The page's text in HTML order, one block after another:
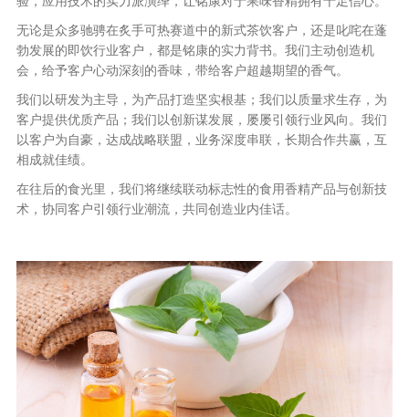
无论是众多驰骋在炙手可热赛道中的新式茶饮客户，还是叱咤在蓬
勃发展的即饮行业客户，都是铭康的实力背书。我们主动创造机
会，给予客户心动深刻的香味，带给客户超越期望的香气。
我们以研发为主导，为产品打造坚实根基；我们以质量求生存，为
客户提供优质产品；我们以创新谋发展，屡屡引领行业风向。我们
以客户为自豪，达成战略联盟，业务深度串联，长期合作共赢，互
相成就佳绩。
在往后的食光里，我们将继续联动标志性的食用香精产品与创新技
术，协同客户引领行业潮流，共同创造业内佳话。